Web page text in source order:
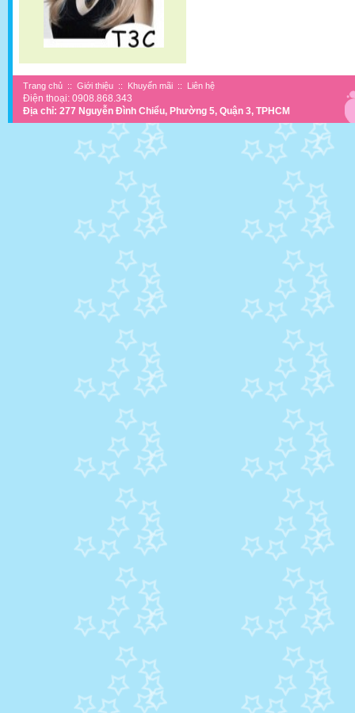
Trang chủ :: Giới thiệu :: Khuyến mãi :: Liên hệ
Điện thoại: 0908.868.343
Địa chỉ: 277 Nguyễn Đình Chiểu, Phường 5, Quận 3, TPHCM